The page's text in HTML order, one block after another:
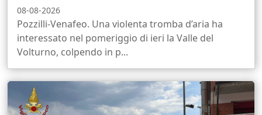
08-08-2026
Pozzilli-Venafeo. Una violenta tromba d’aria ha
interessato nel pomeriggio di ieri la Valle del
Volturno, colpendo in p...